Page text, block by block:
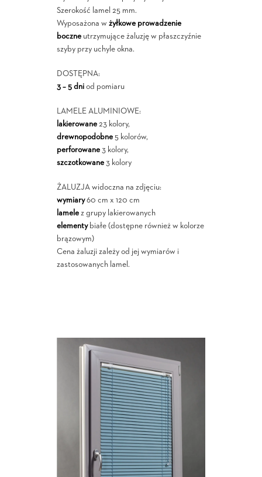
Szerokość lamel 25 mm.
Wyposażona w żyłkowe prowadzenie
boczneutrzymujące żaluzję w płaszczyźnie
szyby przy uchyle okna.
DOSTĘPNA:
3 – 5 dniod pomiaru
LAMELE ALUMINIOWE:
lakierowane23 kolory,
drewnopodobne5 kolorów,
perforowane3 kolory,
szczotkowane3 kolory
ŻALUZJA widoczna na zdjęciu:
wymiary60 cm x 120 cm
lamelez grupy lakierowanych
elementybiałe (dostępne również w kolorze
brązowym)
Cena żaluzji zależy od jej wymiarów i
zastosowanych lamel.